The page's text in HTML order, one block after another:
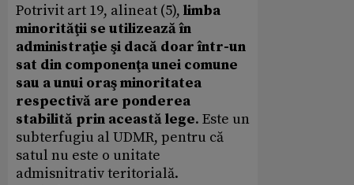
Potrivit art 19, alineat (5), limba
minorităţii se utilizează în
administraţie şi dacă doar într-un
sat din componenţa unei comune
sau a unui oraş minoritatea
respectivă are ponderea
stabilită prin această lege. Este un
subterfugiu al UDMR, pentru că
satul nu este o unitate
admisnitrativ teritorială.